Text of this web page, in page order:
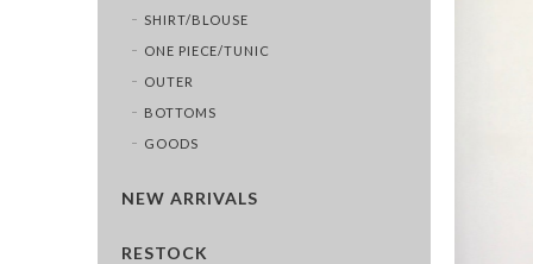
SHIRT/BLOUSE
ONE PIECE/TUNIC
OUTER
BOTTOMS
GOODS
NEW ARRIVALS
RESTOCK